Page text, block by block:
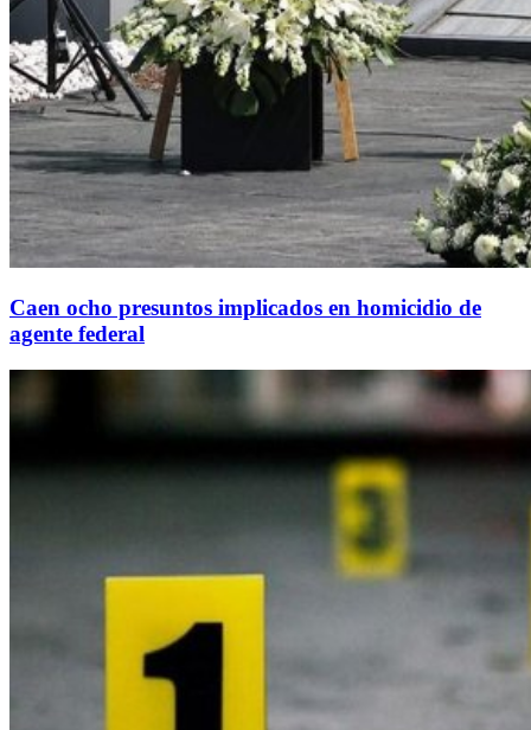
Caen ocho presuntos implicados en homicidio de
agente federal